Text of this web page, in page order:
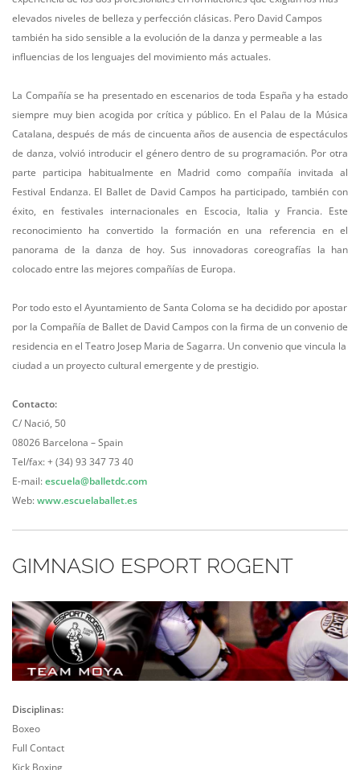
elevados niveles de belleza y perfección clásicas. Pero David Campos
también ha sido sensible a la evolución de la danza y permeable a las
influencias de los lenguajes del movimiento más actuales.
La Compañía se ha presentado en escenarios de toda España y ha estado
siempre muy bien acogida por crítica y público. En el Palau de la Música
Catalana, después de más de cincuenta años de ausencia de espectáculos
de danza, volvió introducir el género dentro de su programación. Por otra
parte participa habitualmente en Madrid como compañía invitada al
Festival Endanza. El Ballet de David Campos ha participado, también con
éxito, en festivales internacionales en Escocia, Italia y Francia. Este
reconocimiento ha convertido la formación en una referencia en el
panorama de la danza de hoy. Sus innovadoras coreografías la han
colocado entre las mejores compañías de Europa.
Por todo esto el Ayuntamiento de Santa Coloma se ha decidido por apostar
por la Compañía de Ballet de David Campos con la firma de un convenio de
residencia en el Teatro Josep Maria de Sagarra. Un convenio que vincula la
ciudad a un proyecto cultural emergente y de prestigio.
Contacto:
C/ Nació, 50
08026 Barcelona – Spain
Tel/fax: + (34) 93 347 73 40
E-mail:escuela@balletdc.com
Web:www.escuelaballet.es
GIMNASIO ESPORT ROGENT
Disciplinas:
Boxeo
Full Contact
Kick Boxing